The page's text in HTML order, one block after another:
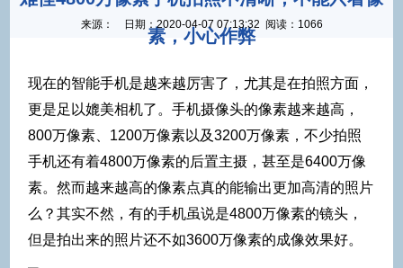
素，小心作弊
来源： 日期：2020-04-07 07:13:32 阅读：1066
现在的智能手机是越来越厉害了，尤其是在拍照方面，
更是足以媲美相机了。手机摄像头的像素越来越高，
800万像素、1200万像素以及3200万像素，不少拍照
手机还有着4800万像素的后置主摄，甚至是6400万像
素。然而越来越高的像素点真的能输出更加高清的照片
么？其实不然，有的手机虽说是4800万像素的镜头，
但是拍出来的照片还不如3600万像素的成像效果好。